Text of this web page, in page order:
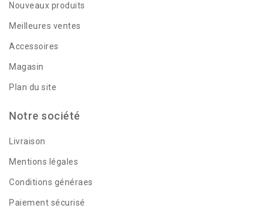
Nouveaux produits
Meilleures ventes
Accessoires
Magasin
Plan du site
Notre société
Livraison
Mentions légales
Conditions généraes
Paiement sécurisé